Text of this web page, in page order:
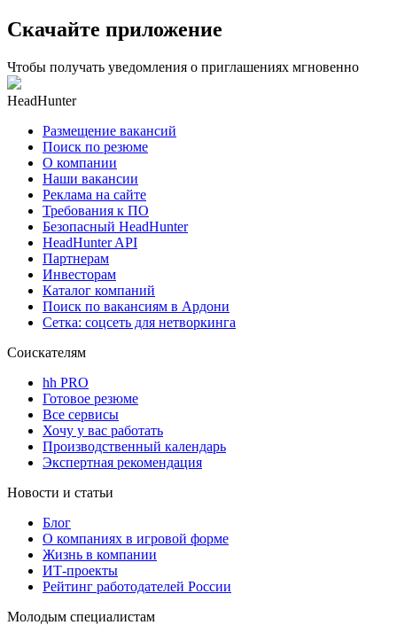
Скачайте приложение
Чтобы получать уведомления о приглашениях мгновенно
HeadHunter
Размещение вакансий
Поиск по резюме
О компании
Наши вакансии
Реклама на сайте
Требования к ПО
Безопасный HeadHunter
HeadHunter API
Партнерам
Инвесторам
Каталог компаний
Поиск по вакансиям в Ардони
Сетка: соцсеть для нетворкинга
Соискателям
hh PRO
Готовое резюме
Все сервисы
Хочу у вас работать
Производственный календарь
Экспертная рекомендация
Новости и статьи
Блог
О компаниях в игровой форме
Жизнь в компании
ИТ-проекты
Рейтинг работодателей России
Молодым специалистам